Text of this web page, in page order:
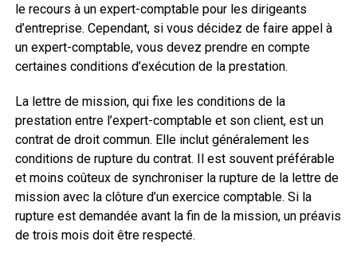
le recours à un expert-comptable pour les dirigeants
d’entreprise. Cependant, si vous décidez de faire appel à
un expert-comptable, vous devez prendre en compte
certaines conditions d’exécution de la prestation.
La lettre de mission, qui fixe les conditions de la
prestation entre l’expert-comptable et son client, est un
contrat de droit commun. Elle inclut généralement les
conditions de rupture du contrat. Il est souvent préférable
et moins coûteux de synchroniser la rupture de la lettre de
mission avec la clôture d’un exercice comptable. Si la
rupture est demandée avant la fin de la mission, un préavis
de trois mois doit être respecté.